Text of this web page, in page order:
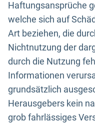
Haftungsansprüche
welche sich auf
Art beziehen, die
Nichtnutzung der
durch die Nutzung
Informationen
grundsätzlich
Herausgebers kein
grob fahrlässiges